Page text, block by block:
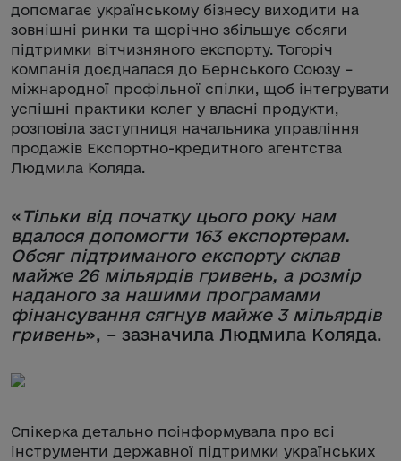
допомагає українському бізнесу виходити на
зовнішні ринки та щорічно збільшує обсяги
підтримки вітчизняного експорту. Тогоріч
компанія доєдналася до Бернського Союзу –
міжнародної профільної спілки, щоб інтегрувати
успішні практики колег у власні продукти,
розповіла заступниця начальника управління
продажів Експортно-кредитного агентства
Людмила Коляда.
«Тільки від початку цього року нам
вдалося допомогти 163 експортерам.
Обсяг підтриманого експорту склав
майже 26 мільярдів гривень, а розмір
наданого за нашими програмами
фінансування сягнув майже 3 мільярдів
гривень», – зазначила Людмила Коляда.
Спікерка детально поінформувала про всі
інструменти державної підтримки українських